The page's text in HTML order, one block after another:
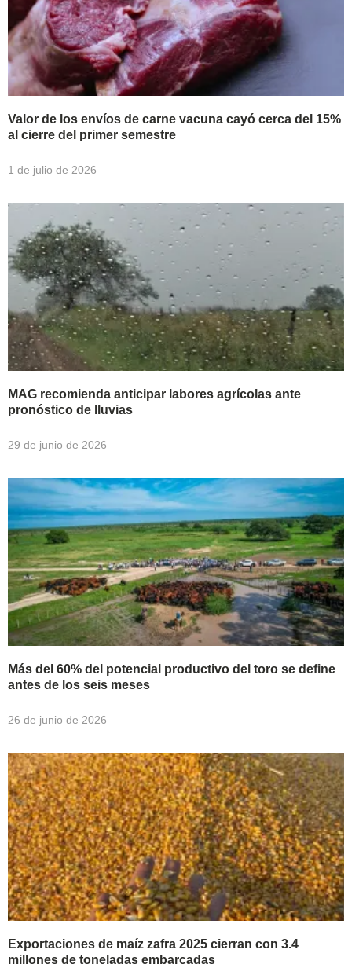
Valor de los envíos de carne vacuna cayó cerca del 15%
al cierre del primer semestre
1 de julio de 2026
MAG recomienda anticipar labores agrícolas ante
pronóstico de lluvias
29 de junio de 2026
Más del 60% del potencial productivo del toro se define
antes de los seis meses
26 de junio de 2026
Exportaciones de maíz zafra 2025 cierran con 3.4
millones de toneladas embarcadas